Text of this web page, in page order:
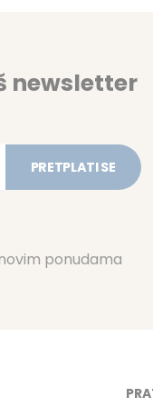
newsletter
PRETPLATI SE
ponudama